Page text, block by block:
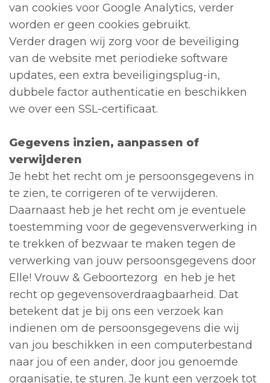
van cookies voor Google Analytics, verder
worden er geen cookies gebruikt.
Verder dragen wij zorg voor de beveiliging
van de website met periodieke software
updates, een extra beveiligingsplug-in,
dubbele factor authenticatie en beschikken
we over een SSL-certificaat.
Gegevens inzien, aanpassen of
verwijderen
Je hebt het recht om je persoonsgegevens in
te zien, te corrigeren of te verwijderen.
Daarnaast heb je het recht om je eventuele
toestemming voor de gegevensverwerking in
te trekken of bezwaar te maken tegen de
verwerking van jouw persoonsgegevens door
Elle! Vrouw & Geboortezorg en heb je het
recht op gegevensoverdraagbaarheid. Dat
betekent dat je bij ons een verzoek kan
indienen om de persoonsgegevens die wij
van jou beschikken in een computerbestand
naar jou of een ander, door jou genoemde
organisatie, te sturen. Je kunt een verzoek tot